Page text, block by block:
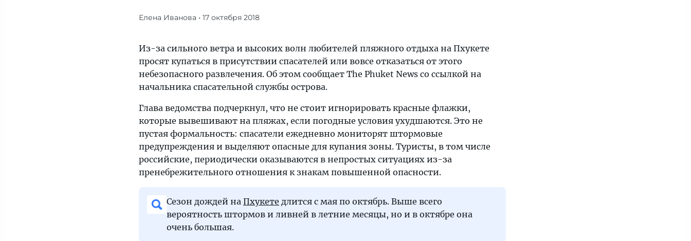
Журнал/
пляжах
Пхукета
туристам
грозит
—
рассказы
о
чрезвычайных
происшествиях
в
Честно
нагнетания,
Елена Иванова • 17 октября 2018
Из-за сильного ветра и высоких волн любителей пляжного отдыха на Пхукете
просят купаться в присутствии спасателей или вовсе отказаться от этого
небезопасного развлечения. Об этом сообщает The Phuket News со ссылкой на
начальника спасательной службы острова.
Глава ведомства подчеркнул, что не стоит игнорировать красные флажки,
которые вывешивают на пляжах, если погодные условия ухудшаются. Это не
пустая формальность: спасатели ежедневно мониторят штормовые
предупреждения и выделяют опасные для купания зоны. Туристы, в том числе
российские, периодически оказываются в непростых ситуациях из-за
пренебрежительного отношения к знакам повышенной опасности.
Сезон дождей на Пхукете длится с мая по октябрь. Выше всего
вероятность штормов и ливней в летние месяцы, но и в октябре она
очень большая.